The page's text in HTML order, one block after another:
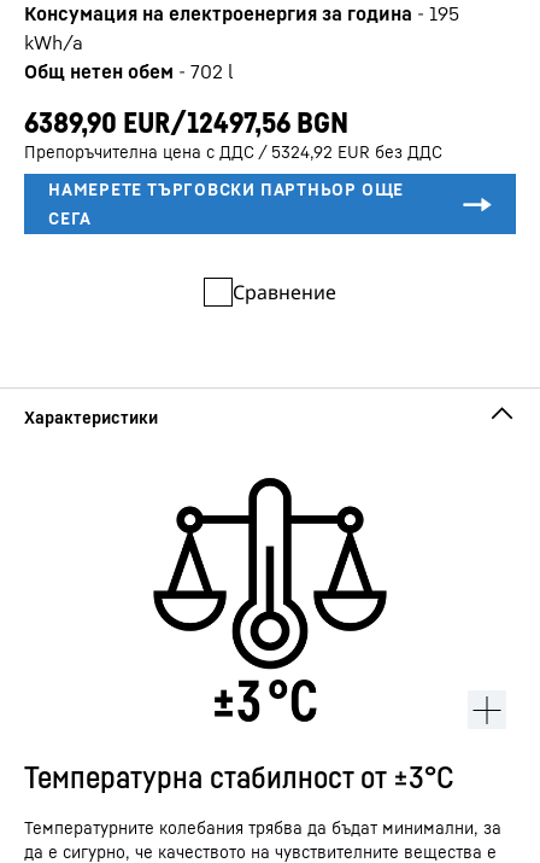
Консумация на електроенергия за година - 195
kWh/a
Общ нетен обем - 702 l
Препоръчителна цена с ДДС / 5324,92 EUR без ДДС
Сравнение
Температурна стабилност от ±3°C
Температурните колебания трябва да бъдат минимални, за
да е сигурно, че качеството на чувствителните вещества е